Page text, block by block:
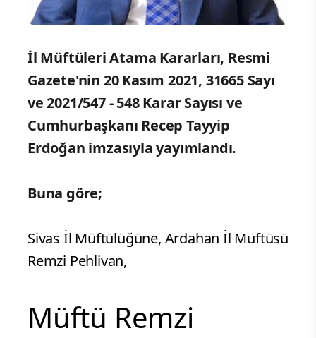
İl Müftüleri Atama Kararları, Resmi
Gazete'nin 20 Kasım 2021, 31665 Sayı
ve 2021/547 - 548 Karar Sayısı ve
Cumhurbaşkanı Recep Tayyip
Erdoğan imzasıyla yayımlandı.
Buna göre;
Sivas İl Müftülüğüne, Ardahan İl Müftüsü
Remzi Pehlivan,
Müftü Remzi